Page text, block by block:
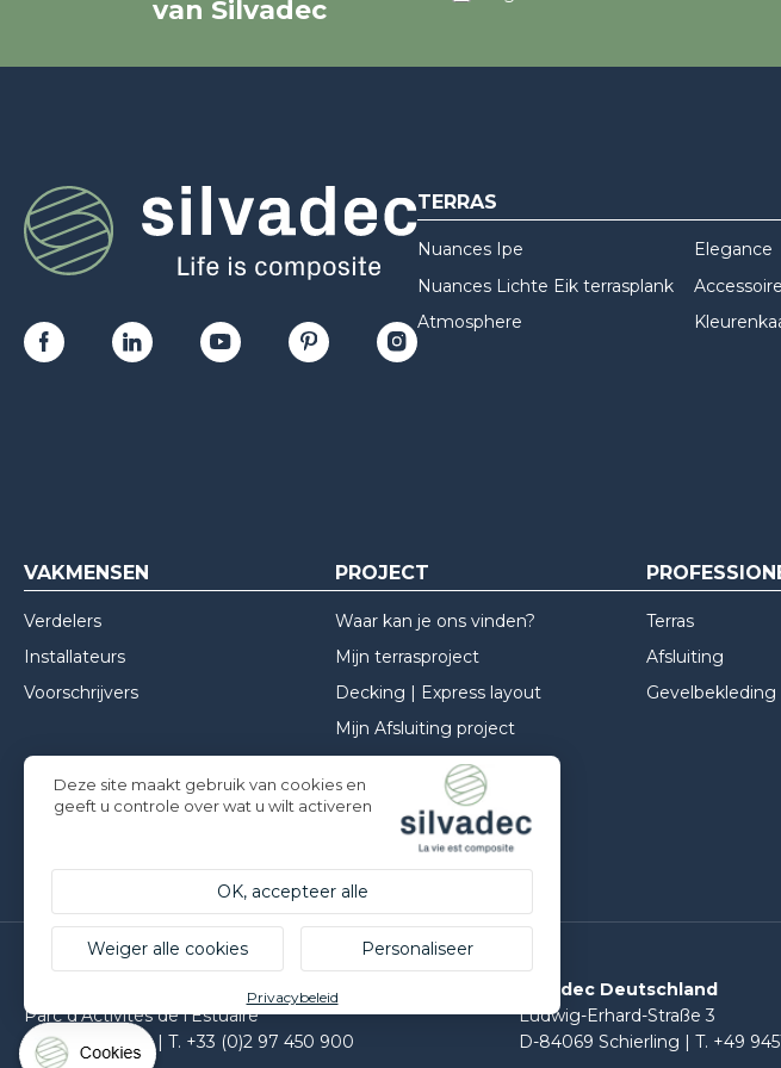
van Silvadec
TERRAS
Nuances Ipe
Nuances Lichte Eik terrasplank
Atmosphere
Elegance
VAKMENSEN
Verdelers
Installateurs
Voorschrijvers
PROJECT
Waar kan je ons vinden?
Mijn terrasproject
Decking | Express layout
Mijn Afsluiting project
Mijn Gevel project
Inspiraties
Installatie advies
Terras
Afsluiting
Gevelbekleding
Parc d’Activités de l’Estuaire
F-56190 ARZAL | T. +33 (0)2 97 450 900
Silvadec Deutschland
Ludwig-Erhard-Straße 3
D-84069 Schierling | T. +49
Deze site maakt gebruik van cookies en
geeft u controle over wat u wilt activeren
OK, accepteer alle
Weiger alle cookies Personaliseer
Privacybeleid